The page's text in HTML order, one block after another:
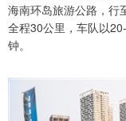
海南环岛旅游公路，行
全程30公里，车队以
钟。